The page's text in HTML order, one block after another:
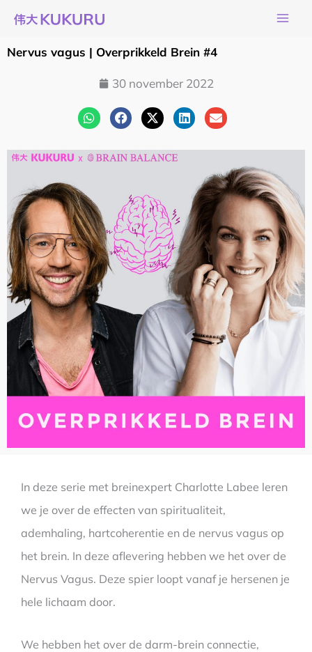
naar
deNervus vagus | Overprikkeld Brein #4
30 november 2022
In deze serie met breinexpert Charlotte Labee leren
we je over de effecten van spiritualiteit,
ademhaling, hartcoherentie en de nervus vagus op
het brein. In deze aflevering hebben we het over de
Nervus Vagus. Deze spier loopt vanaf je hersenen je
hele lichaam door.
We hebben het over de darm-brein connectie,